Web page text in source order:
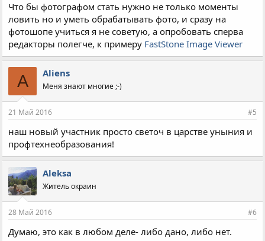
Что бы фотографом стать нужно не только моменты
ловить но и уметь обрабатывать фото, и сразу на
фотошопе учиться я не советую, а опробовать сперва
редакторы полегче, к примеру FastStone Image Viewer
A Aliens
Меня знают многие ;-)
21 Май 2016 #5
наш новый участник просто светоч в царстве уныния и
профтехнеобразования!
Aleksa
Житель окраин
28 Май 2016 #6
Думаю, это как в любом деле- либо дано, либо нет.